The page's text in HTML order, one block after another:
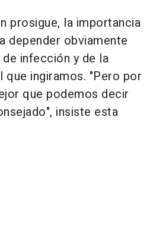
prosigue, la importancia
depender obviamente
infección y de la
que ingiramos. "Pero por
que podemos decir
insiste esta